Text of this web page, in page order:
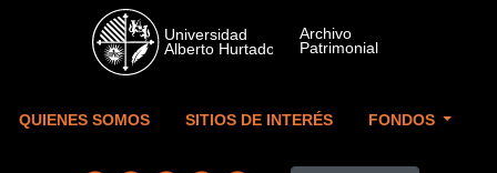
Skip to main content
QUIENES SOMOS SITIOS DE INTERÉS FONDOS